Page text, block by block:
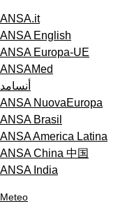
ANSA.it
ANSA English
ANSA Europa-UE
ANSAMed
أنسامد
ANSA NuovaEuropa
ANSA Brasil
ANSA America Latina
ANSA China 中国
ANSA India
Meteo